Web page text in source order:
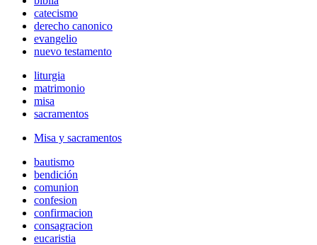
catecismo
derecho canonico
evangelio
nuevo testamento
liturgia
matrimonio
misa
sacramentos
Misa y sacramentos
bautismo
bendición
comunion
confesion
confirmacion
consagracion
eucaristia